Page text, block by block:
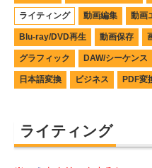
ライティング 動画編集 動画
Blu-ray/DVD再生 動画保存
グラフィック DAW/シーケンス
日本語変換 ビジネス PDF変
ライティング